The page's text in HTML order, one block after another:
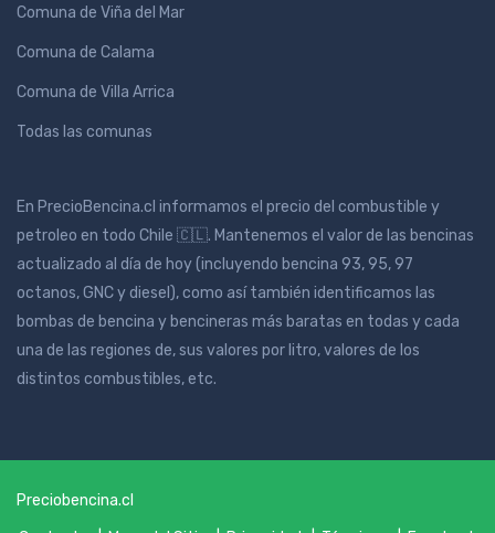
Comuna de Viña del Mar
Comuna de Calama
Comuna de Villa Arrica
Todas las comunas
En PrecioBencina.cl informamos el precio del combustible y
petroleo en todo Chile 🇨🇱. Mantenemos el valor de las bencinas
actualizado al día de hoy (incluyendo bencina 93, 95, 97
octanos, GNC y diesel), como así también identificamos las
bombas de bencina y bencineras más baratas en todas y cada
una de las regiones de, sus valores por litro, valores de los
distintos combustibles, etc.
Preciobencina.cl